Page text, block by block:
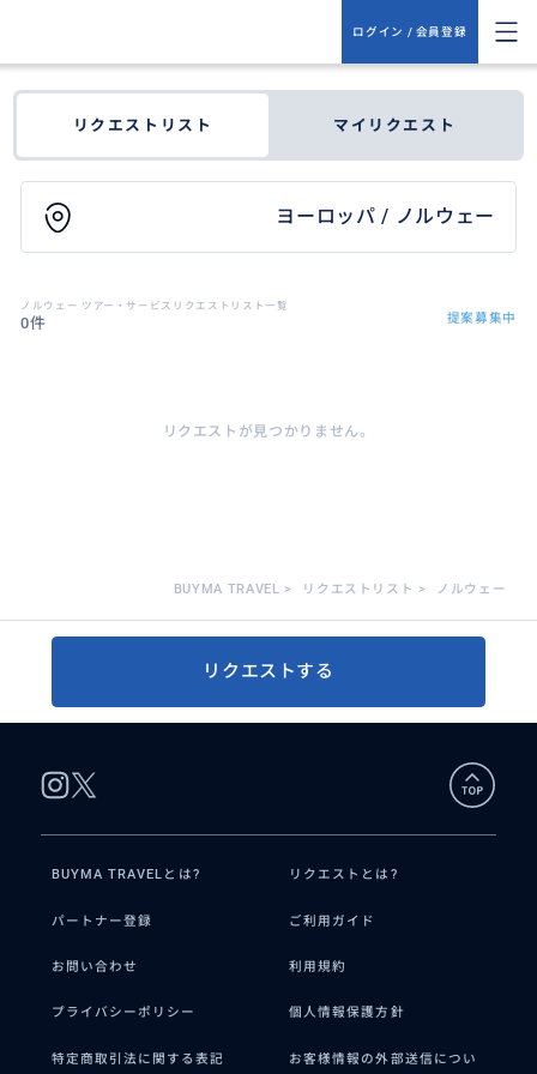
ログイン / 会員登録
リクエストリスト マイリクエスト
ヨーロッパ / ノルウェー
ノルウェー ツアー・サービスリクエストリスト一覧
0件 提案募集中
リクエストが見つかりません。
BUYMA TRAVEL > リクエストリスト > ノルウェー
リクエストする
BUYMA TRAVELとは? リクエストとは?
パートナー登録 ご利用ガイド
お問い合わせ 利用規約
プライバシーポリシー 個人情報保護方針
特定商取引法に関する表記
お客様情報の外部送信につい